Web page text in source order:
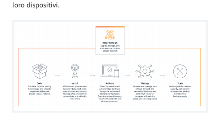
loro dispositivi.